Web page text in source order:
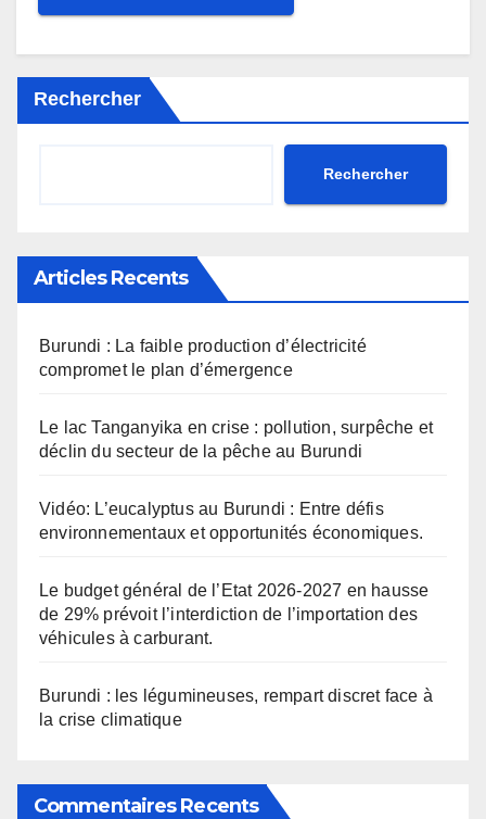
Rechercher
Rechercher
Articles Recents
Burundi : La faible production d’électricité
compromet le plan d’émergence
Le lac Tanganyika en crise : pollution, surpêche et
déclin du secteur de la pêche au Burundi
Vidéo: L’eucalyptus au Burundi : Entre défis
environnementaux et opportunités économiques.
Le budget général de l’Etat 2026-2027 en hausse
de 29% prévoit l’interdiction de l’importation des
véhicules à carburant.
Burundi : les légumineuses, rempart discret face à
la crise climatique
Commentaires Recents